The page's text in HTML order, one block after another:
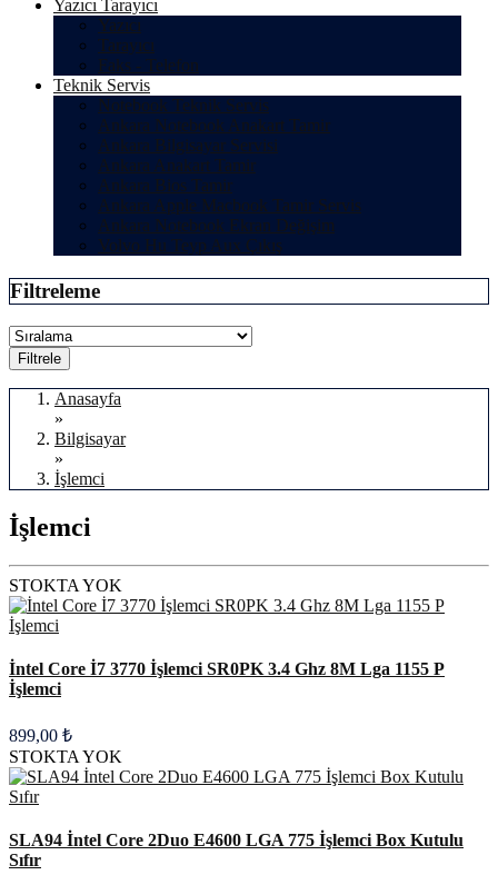
Yazıcı Tarayıcı
Yazıcı
Tarayıcı
Faks - Telefon
Teknik Servis
Notebook Teknik Servis
Ankara Notebook Anakart Tamir
Ankara Bilgisayar Servisi
Ankara Anakart Tamir
Ankara Bios Tamir
Ankara Apple Macbook Tamir Servis
Ankara Notebook Ekran Değişim
Volvo Hu Teyp Aux Çıkış
Filtreleme
Filtrele
Anasayfa
»
Bilgisayar
»
İşlemci
İşlemci
STOKTA YOK
İntel Core İ7 3770 İşlemci SR0PK 3.4 Ghz 8M Lga 1155 P
İşlemci
899,00 ₺
STOKTA YOK
SLA94 İntel Core 2Duo E4600 LGA 775 İşlemci Box Kutulu
Sıfır